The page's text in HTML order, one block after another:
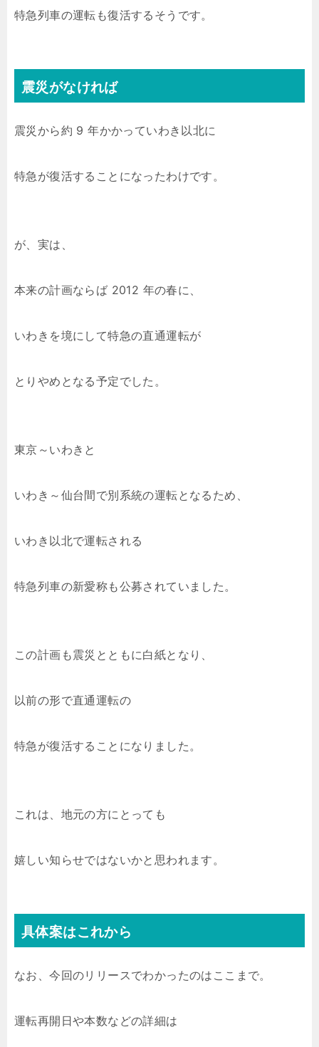
特急列車の運転も復活するそうです。
震災がなければ
震災から約 9 年かかっていわき以北に
特急が復活することになったわけです。
が、実は、
本来の計画ならば 2012 年の春に、
いわきを境にして特急の直通運転が
とりやめとなる予定でした。
東京～いわきと
いわき～仙台間で別系統の運転となるため、
いわき以北で運転される
特急列車の新愛称も公募されていました。
この計画も震災とともに白紙となり、
以前の形で直通運転の
特急が復活することになりました。
これは、地元の方にとっても
嬉しい知らせではないかと思われます。
具体案はこれから
なお、今回のリリースでわかったのはここまで。
運転再開日や本数などの詳細は